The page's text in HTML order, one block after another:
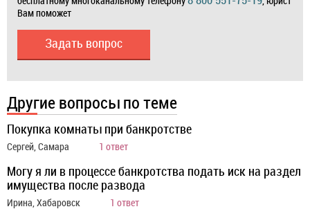
Вам поможет
Задать вопрос
Другие вопросы по теме
Покупка комнаты при банкротстве
Сергей, Самара 1 ответ
Могу я ли в процессе банкротства подать иск на раздел
имущества после развода
Ирина, Хабаровск 1 ответ